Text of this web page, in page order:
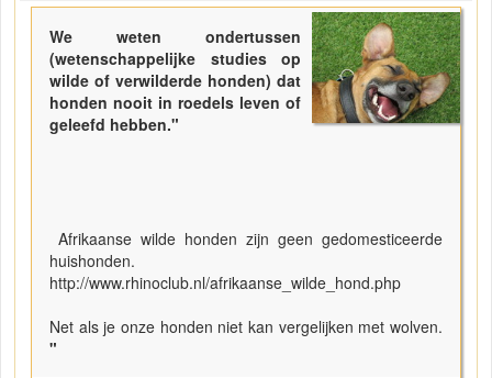
We weten ondertussen
(wetenschappelijke studies op
wilde of verwilderde honden) dat
honden nooit in roedels leven of
geleefd hebben."
Afrikaanse wilde honden zijn geen gedomesticeerde
huishonden.
http://www.rhinoclub.nl/afrikaanse_wilde_hond.php
Net als je onze honden niet kan vergelijken met wolven.
"